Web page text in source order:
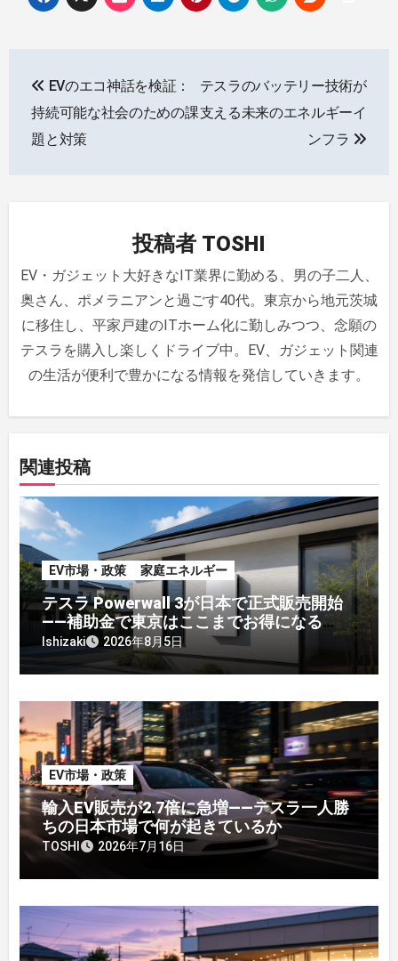
稿
ナ
シ
ョ
ン
EVのエコ神話を検証：
持続可能な社会のための課
題と対策
テスラのバッテリー技術が
支える未来のエネルギーイ
ンフラ
投稿者 TOSHI
EV・ガジェット大好きなIT業界に勤める、男の子二人、
奥さん、ポメラニアンと過ごす40代。東京から地元茨城
に移住し、平家戸建のITホーム化に勤しみつつ、念願の
テスラを購入し楽しくドライブ中。EV、ガジェット関連
の生活が便利で豊かになる情報を発信していきます。
関連投稿
EV市場・政策 家庭エネルギー
テスラ Powerwall 3が日本で正式販売開始
——補助金で東京はここまでお得になる
【2026年8月最新】
Ishizaki 2026年8月5日
EV市場・政策
輸入EV販売が2.7倍に急増——テスラ一人勝
ちの日本市場で何が起きているか
TOSHI 2026年7月16日